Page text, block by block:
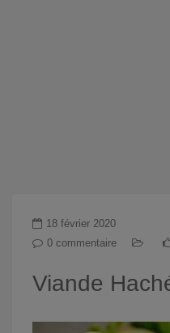
18 février 2020
0 commentaire
Viande